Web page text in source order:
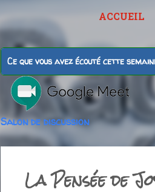
ACCUEIL
Ce que vous avez écouté cette
Salon de discussion
La Pensée de